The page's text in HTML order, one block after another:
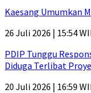
Kaesang Umumkan
26 Juli 2026 | 15:54
PDIP Tunggu
Diduga Terlibat
20 Juli 2026 | 16:59